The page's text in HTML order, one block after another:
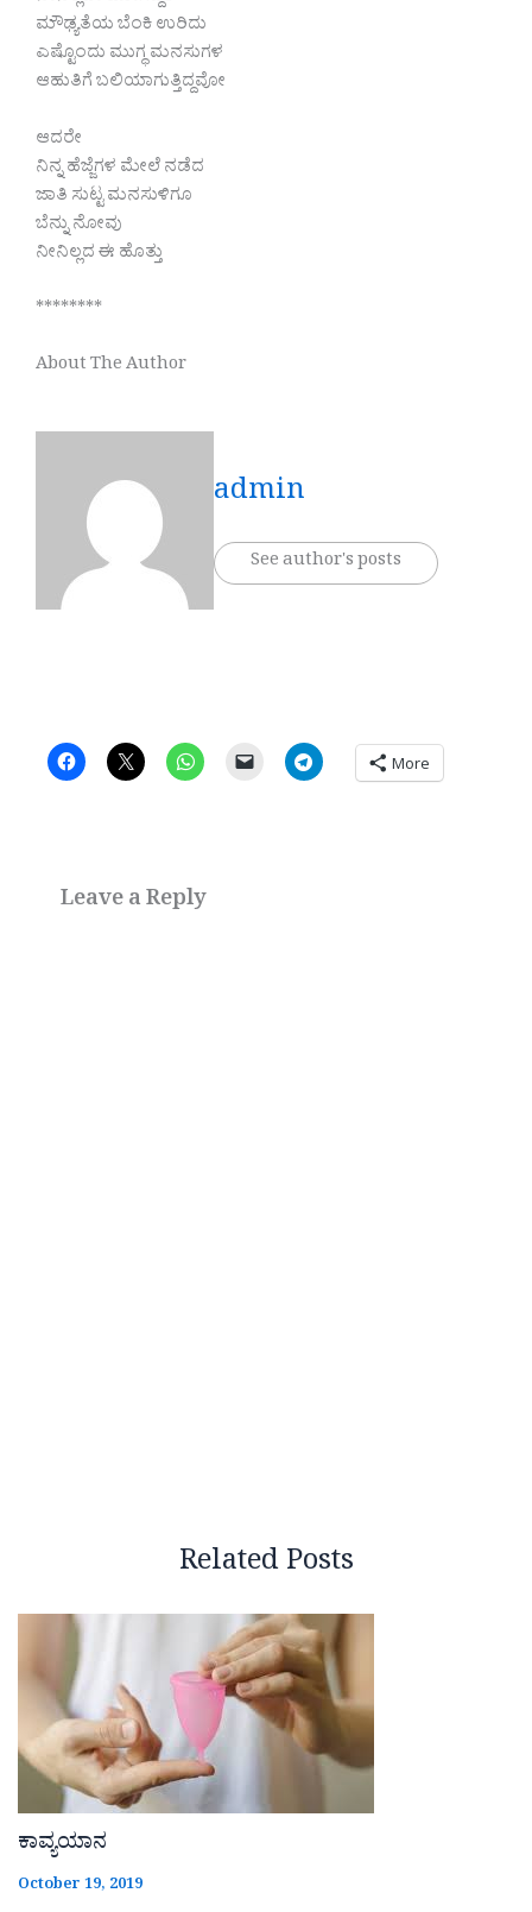
ಮೌಢ್ಯತೆಯ ಬೆಂಕಿ ಉರಿದು
ಎಷ್ಟೊಂದು ಮುಗ್ಧ ಮನಸುಗಳ
ಆಹುತಿಗೆ ಬಲಿಯಾಗುತ್ತಿದ್ದವೋ
ಆದರೇ
ನಿನ್ನ ಹೆಜ್ಜೆಗಳ ಮೇಲೆ ನಡೆದ
ಜಾತಿ ಸುಟ್ಟ ಮನಸುಳಿಗೂ
ಬೆನ್ನು ನೋವು
ನೀನಿಲ್ಲದ ಈ ಹೊತ್ತು
********
About The Author
admin
See author's posts
More
Leave a Reply
Related Posts
ಕಾವ್ಯಯಾನ
October 19, 2019